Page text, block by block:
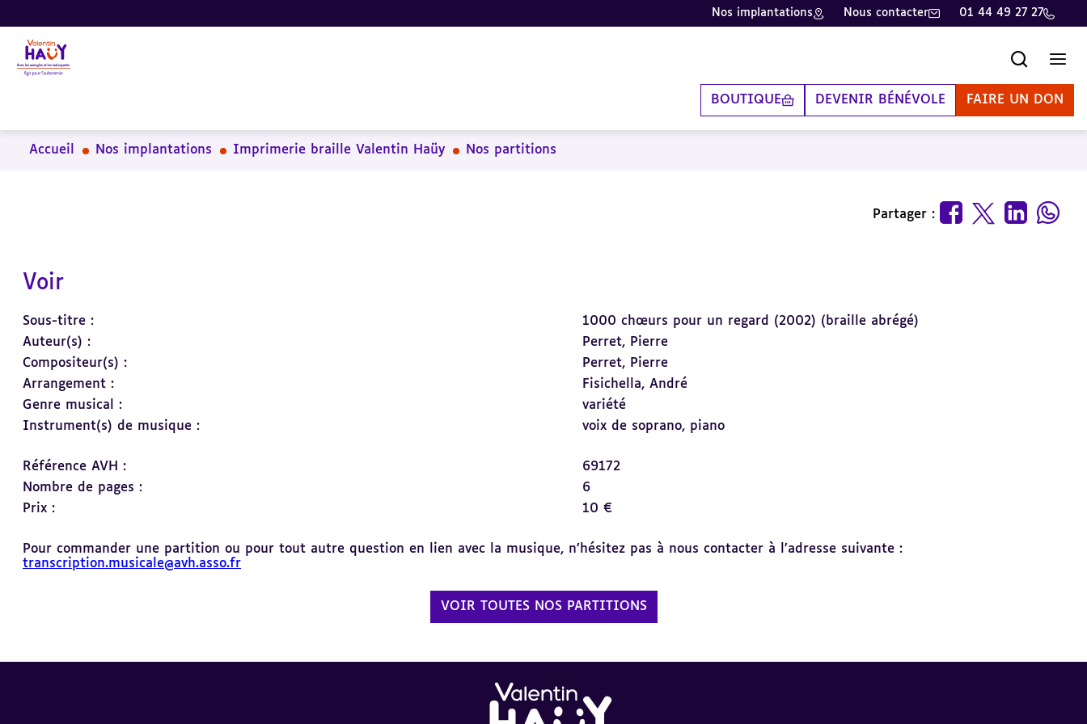
Aller
au
contenu
principal
Aller
au
pied
de
Aller
à
la
recherche
Nos implantations Nous contacter 01 44 49 27 27
BOUTIQUE DEVENIR BÉNÉVOLE FAIRE UN DON
Accueil Nos implantations Imprimerie braille Valentin Haüy Nos partitions
Partager :
Voir
Sous-titre :
1000 chœurs pour un regard (2002) (braille abrégé)
Auteur(s) :
Perret, Pierre
Compositeur(s) :
Perret, Pierre
Arrangement :
Fisichella, André
Genre musical :
variété
Instrument(s) de musique :
voix de soprano, piano
Référence AVH :
69172
Nombre de pages :
6
Prix :
10 €
Pour commander une partition ou pour tout autre question en lien avec la musique, n’hésitez pas à nous contacter à l’adresse suivante :
transcription.musicale@avh.asso.fr
VOIR TOUTES NOS PARTITIONS